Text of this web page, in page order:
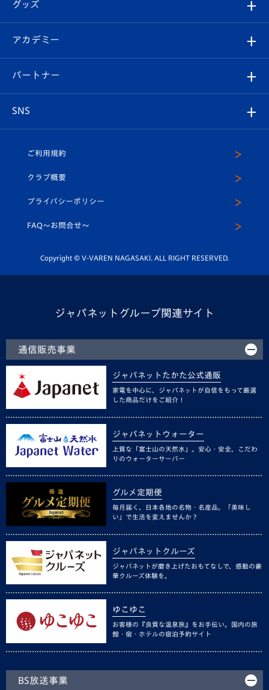
チケット
イベント
メディア
ホームタウン
スタッフプロフィール
マスコット紹介
平和祈念活動
ホームタウン活動
Revive Team
ヴィヴィくんの長崎おもてなしガイド
フォトギャラリー
スタジアムグルメ
V-LOVERS（ファンクラブ）
プレイヤーズスイート
グッズ
オンラインショップ
店舗情報
アカデミー
育成からのお知らせ
U-18
スクール
パートナー
SNS
ヴィヴィくんインスタグラム
公式LINE＠
ご利用規約
クラブ概要
プライバシーポリシー
FAQ〜お問合せ〜
Copyright © V-VAREN NAGASAKI. ALL RIGHT RESERVED.
ジャパネットグループ関連サイト
通信販売事業
ジャパネットたかた公式通販
家電を中心に、ジャパネットが自信をもって厳選
した商品だけをご紹介！
ジャパネットウォーター
上質な「富士山の天然水」。安心・安全、こだわ
りのウォーターサーバー
グルメ定期便
毎月届く、日本各地の名物・名産品。「美味し
い」で生活を変えませんか？
ジャパネットクルーズ
ジャパネットが磨き上げたおもてなしで、感動の豪
華クルーズ体験を。
ゆこゆこ
お客様の『良質な温泉旅』をお手伝い。国内の旅
館・宿・ホテルの宿泊予約サイト
BS放送事業